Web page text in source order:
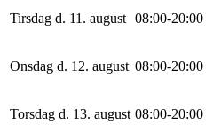
Tirsdag d. 11. august 08:00-20:00
Onsdag d. 12. august 08:00-20:00
Torsdag d. 13. august 08:00-20:00